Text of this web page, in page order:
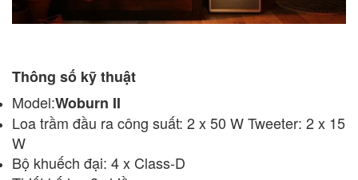
Thông số kỹ thuật
Model:Woburn II
Loa trầm đầu ra công suất: 2 x 50 W Tweeter: 2 x 15
W
Bộ khuếch đại: 4 x Class-D